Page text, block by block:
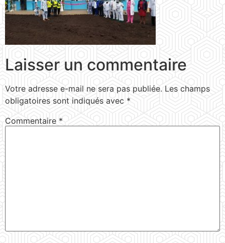
Laisser un commentaire
Votre adresse e-mail ne sera pas publiée. Les champs
obligatoires sont indiqués avec *
Commentaire *